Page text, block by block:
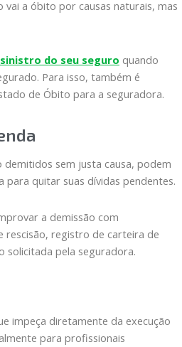
vai a óbito por causas naturais, mas
sinistro do seu seguro quando
Para isso, também é
de Óbito para a seguradora.
demitidos sem justa causa, podem
quitar suas dívidas pendentes.
a demissão com
registro de carteira de
pela seguradora.
impeça diretamente da execução
para profissionais